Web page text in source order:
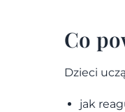
Co
Dzieci
jak